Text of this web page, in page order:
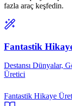
fazla araç keşfedin.
Fantastik
Destansı Dünyalar,
Üretici
Fantastik Hikaye